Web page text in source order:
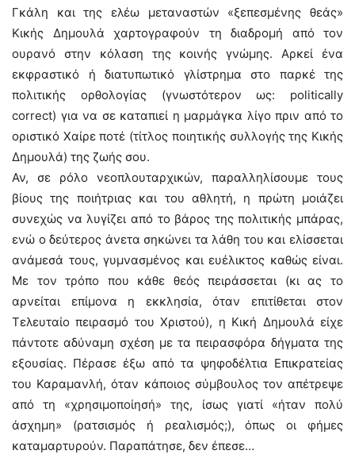
Γκάλη και της ελέω μεταναστών «ξεπεσμένης θεάς»
Κικής Δημουλά χαρτογραφούν τη διαδρομή από τον
ουρανό στην κόλαση της κοινής γνώμης. Αρκεί ένα
εκφραστικό ή διατυπωτικό γλίστρημα στο παρκέ της
πολιτικής ορθολογίας (γνωστότερον ως: politically
correct) για να σε καταπιεί η μαρμάγκα λίγο πριν από το
οριστικό Χαίρε ποτέ (τίτλος ποιητικής συλλογής της Κικής
Δημουλά) της ζωής σου.
Αν, σε ρόλο νεοπλουταρχικών, παραλληλίσουμε τους
βίους της ποιήτριας και του αθλητή, η πρώτη μοιάζει
συνεχώς να λυγίζει από το βάρος της πολιτικής μπάρας,
ενώ ο δεύτερος άνετα σηκώνει τα λάθη του και ελίσσεται
ανάμεσά τους, γυμνασμένος και ευέλικτος καθώς είναι.
Με τον τρόπο που κάθε θεός πειράσσεται (κι ας το
αρνείται επίμονα η εκκλησία, όταν επιτίθεται στον
Τελευταίο πειρασμό του Χριστού), η Κική Δημουλά είχε
πάντοτε αδύναμη σχέση με τα πειρασφόρα δήγματα της
εξουσίας. Πέρασε έξω από τα ψηφοδέλτια Επικρατείας
του Καραμανλή, όταν κάποιος σύμβουλος τον απέτρεψε
από τη «χρησιμοποίησή» της, ίσως γιατί «ήταν πολύ
άσχημη» (ρατσισμός ή ρεαλισμός;), όπως οι φήμες
καταμαρτυρούν. Παραπάτησε, δεν έπεσε…